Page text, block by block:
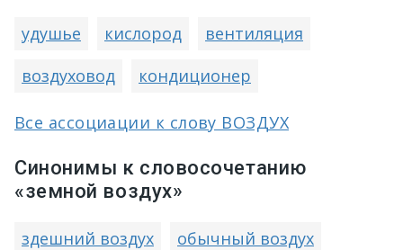
удушье кислород
вентиляция
воздуховод
кондиционер
Все ассоциации к слову ВОЗДУХ
Синонимы к словосочетанию
«земной воздух»
здешний воздух
обычный воздух